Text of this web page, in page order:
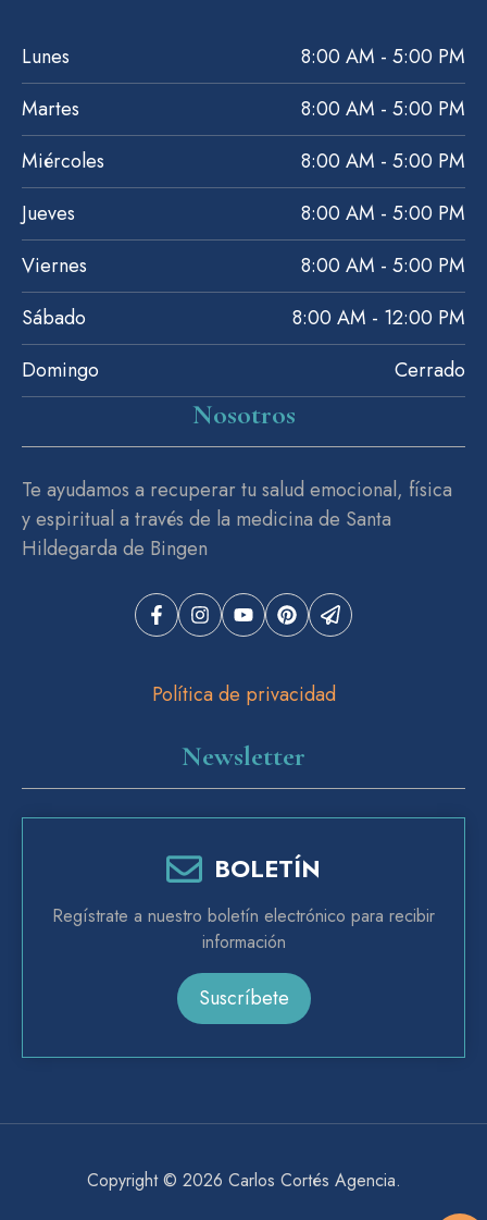
Nosotros
Te ayudamos a recuperar tu salud emocional, física
y espiritual a través de la medicina de Santa
Hildegarda de Bingen
Política de privacidad
Lunes
8:00 AM - 5:00 PM
Martes
8:00 AM - 5:00 PM
Miércoles
8:00 AM - 5:00 PM
Jueves
8:00 AM - 5:00 PM
Viernes
8:00 AM - 5:00 PM
Sábado
8:00 AM - 12:00 PM
Domingo
Cerrado
Newsletter
BOLETÍN
Regístrate a nuestro boletín electrónico para recibir
información
Suscríbete
Copyright © 2026 Carlos Cortés Agencia.